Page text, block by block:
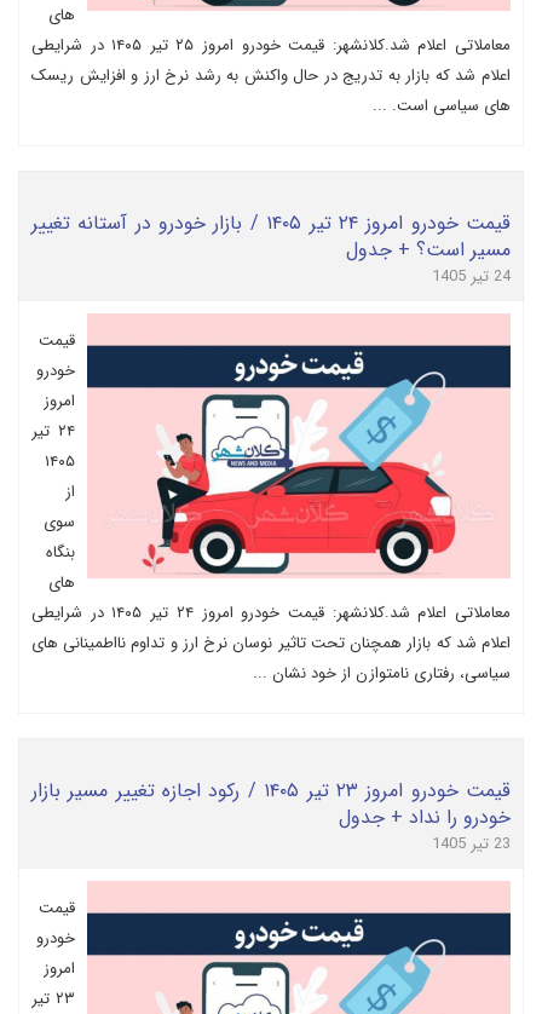
های
معاملاتی اعلام شد.کلانشهر: قیمت خودرو امروز ۲۵ تیر ۱۴۰۵ در شرایطی
اعلام شد که بازار به تدریج در حال واکنش به رشد نرخ ارز و افزایش ریسک
های سیاسی است. ...
قیمت خودرو امروز ۲۴ تیر ۱۴۰۵ / بازار خودرو در آستانه تغییر
مسیر است؟ + جدول
24 تیر 1405
قیمت
خودرو
امروز
۲۴ تیر
۱۴۰۵
از
سوی
بنگاه
های
معاملاتی اعلام شد.کلانشهر: قیمت خودرو امروز ۲۴ تیر ۱۴۰۵ در شرایطی
اعلام شد که بازار همچنان تحت تاثیر نوسان نرخ ارز و تداوم نااطمینانی های
سیاسی، رفتاری نامتوازن از خود نشان ...
قیمت خودرو امروز ۲۳ تیر ۱۴۰۵ / رکود اجازه تغییر مسیر بازار
خودرو را نداد + جدول
23 تیر 1405
قیمت
خودرو
امروز
۲۳ تیر